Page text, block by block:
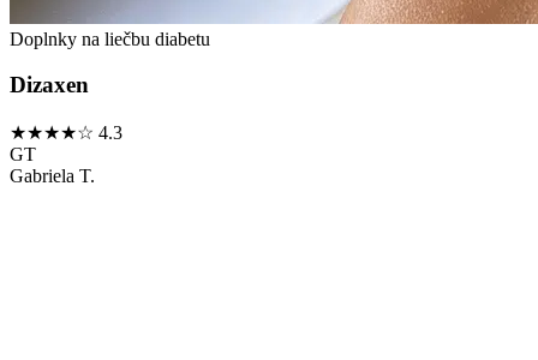
Doplnky na liečbu diabetu
Dizaxen
★★★★☆ 4.3
GT
Gabriela T.